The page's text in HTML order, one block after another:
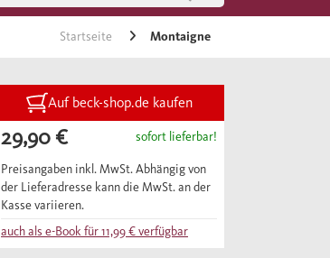
Startseite Montaigne
Auf beck-shop.de kaufen
29,90 € sofort lieferbar!
Preisangaben inkl. MwSt. Abhängig von
der Lieferadresse kann die MwSt. an der
Kasse variieren.
auch als e-Book für11,99 €verfügbar